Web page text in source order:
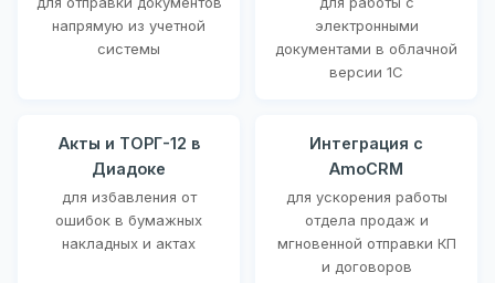
напрямую из учетной
системы
электронными
документами в облачной
версии 1С
Акты и ТОРГ-12 в
Диадоке
для избавления от
ошибок в бумажных
накладных и актах
Интеграция с
AmoCRM
для ускорения работы
отдела продаж и
мгновенной отправки КП
и договоров